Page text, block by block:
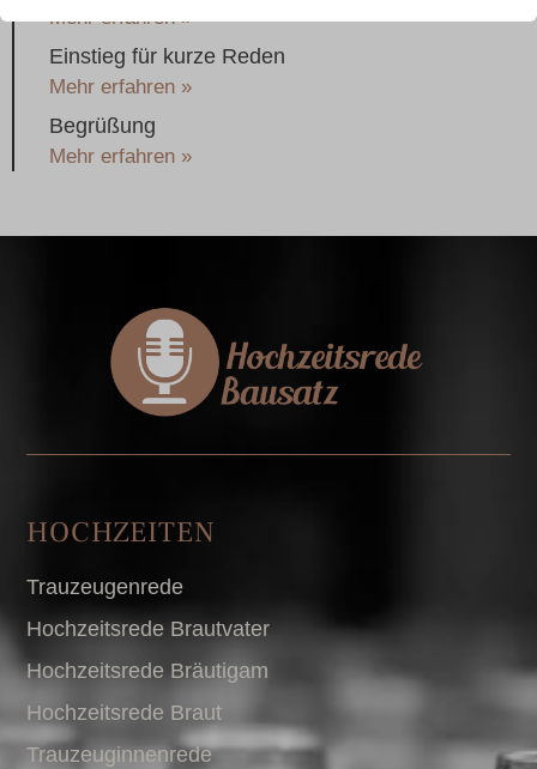
Mehr erfahren »
Einstieg für kurze Reden
Mehr erfahren »
Begrüßung
Mehr erfahren »
HOCHZEITEN
Trauzeugenrede
Hochzeitsrede Brautvater
Hochzeitsrede Bräutigam
Hochzeitsrede Braut
Trauzeuginnenrede